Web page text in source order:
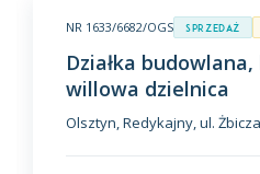
NR 1633/6682/OGS Sprzedaż
Działka
willowa dzielnica
Olsztyn, Redykajny, ul. Żbicza